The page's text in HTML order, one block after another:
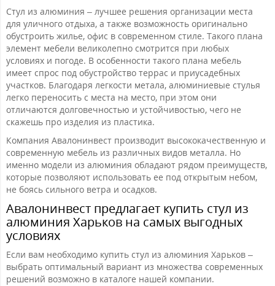
Стул из алюминия – лучшее решения организации места
для уличного отдыха, а также возможность оригинально
обустроить жилье, офис в современном стиле. Такого плана
элемент мебели великолепно смотрится при любых
условиях и погоде. В особенности такого плана мебель
имеет спрос под обустройство террас и приусадебных
участков. Благодаря легкости метала, алюминиевые стулья
легко переносить с места на место, при этом они
отличаются долговечностью и устойчивостью, чего не
скажешь про изделия из пластика.
Компания Авалонинвест производит высококачественную и
современную мебель из различных видов металла. Но
именно модели из алюминия обладают рядом преимуществ,
которые позволяют использовать ее под открытым небом,
не боясь сильного ветра и осадков.
Авалонинвест предлагает купить стул из
алюминия Харьков на самых выгодных
условиях
Если вам необходимо купить стул из алюминия Харьков –
выбрать оптимальный вариант из множества современных
решений возможно в каталоге нашей компании.